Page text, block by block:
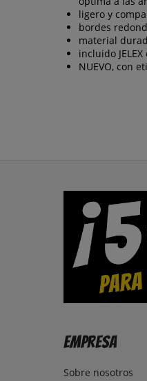
ligero y
bordes
material
incluido
NUEVO, con
Empresa
Sobre nosotros